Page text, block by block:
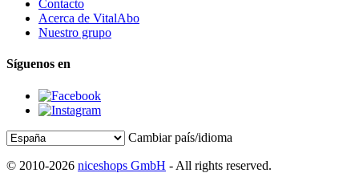
Contacto
Acerca de VitalAbo
Nuestro grupo
Síguenos en
Cambiar país/idioma
© 2010-2026 niceshops GmbH - All rights reserved.